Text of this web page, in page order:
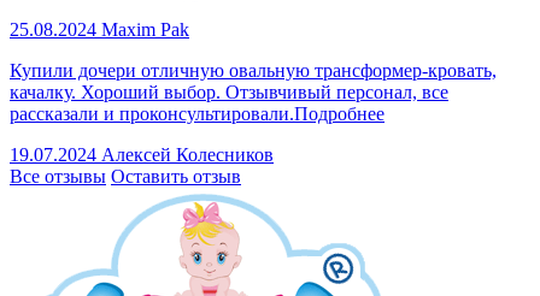
25.08.2024 Maxim Pak
Купили дочери отличную овальную трансформер-кровать,
качалку. Хороший выбор. Отзывчивый персонал, все
рассказали и проконсультировали.Подробнее
19.07.2024 Алексей Колесников
Все отзывы Оставить отзыв